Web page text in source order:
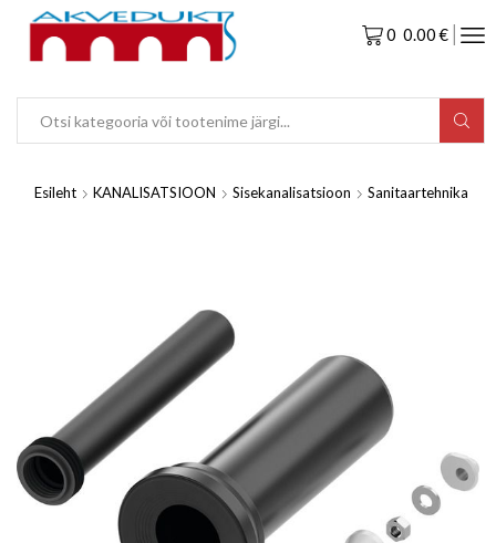
0 0.00€
Esileht KANALISATSIOON Sisekanalisatsioon Sanitaartehnika